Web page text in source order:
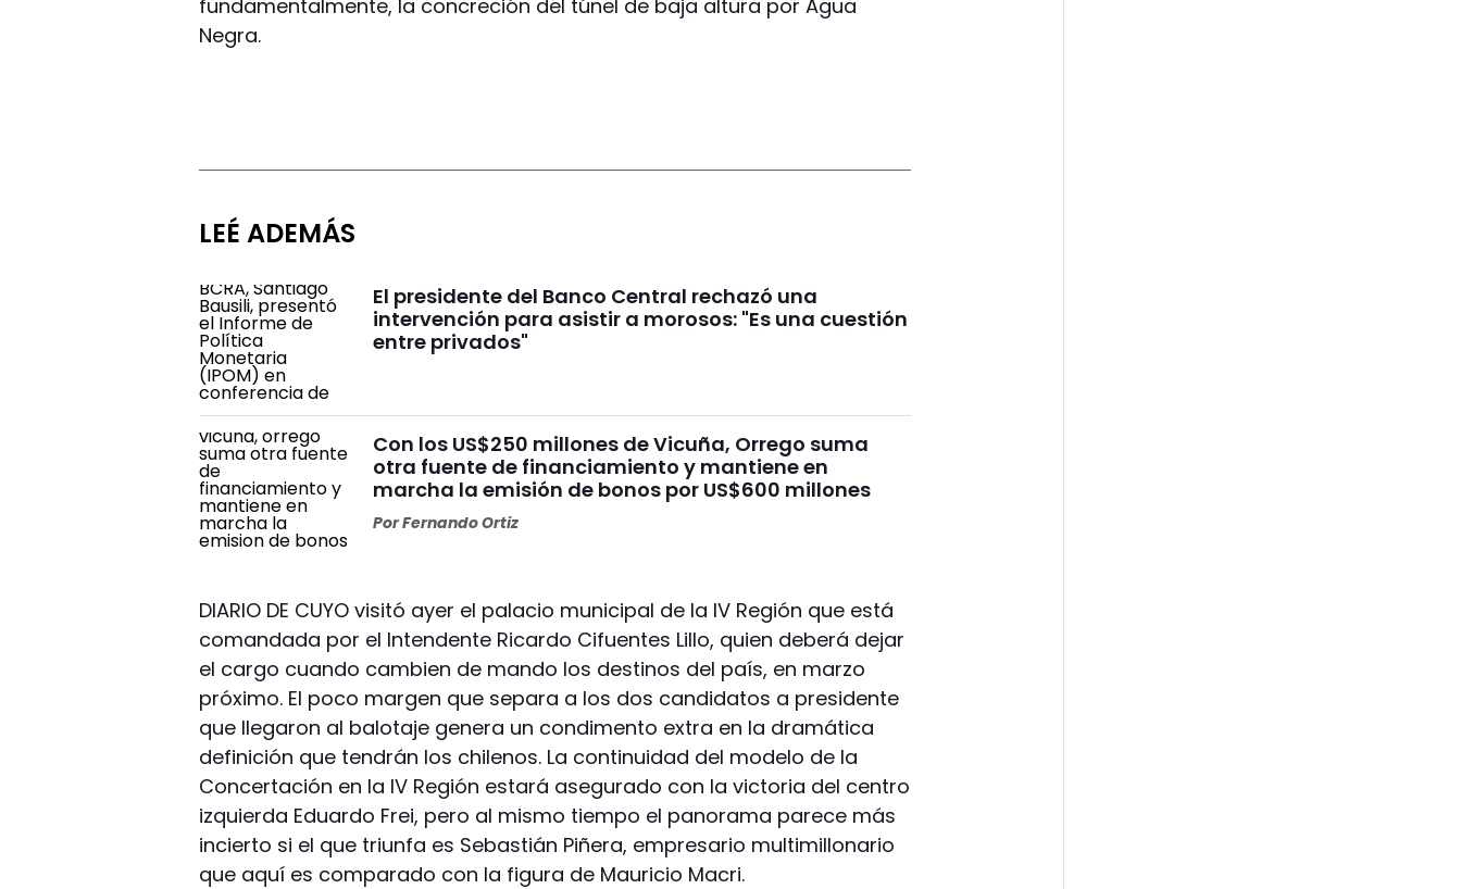
fundamentalmente, la concreción del túnel de baja altura por Agua
Negra.
LEÉ ADEMÁS
El presidente del Banco Central rechazó una
intervención para asistir a morosos: "Es una cuestión
entre privados"
Con los US$250 millones de Vicuña, Orrego suma
otra fuente de financiamiento y mantiene en
marcha la emisión de bonos por US$600 millones
PorFernando Ortiz
DIARIO DE CUYO visitó ayer el palacio municipal de la IV Región que está
comandada por el Intendente Ricardo Cifuentes Lillo, quien deberá dejar
el cargo cuando cambien de mando los destinos del país, en marzo
próximo. El poco margen que separa a los dos candidatos a presidente
que llegaron al balotaje genera un condimento extra en la dramática
definición que tendrán los chilenos. La continuidad del modelo de la
Concertación en la IV Región estará asegurado con la victoria del centro
izquierda Eduardo Frei, pero al mismo tiempo el panorama parece más
incierto si el que triunfa es Sebastián Piñera, empresario multimillonario
que aquí es comparado con la figura de Mauricio Macri.